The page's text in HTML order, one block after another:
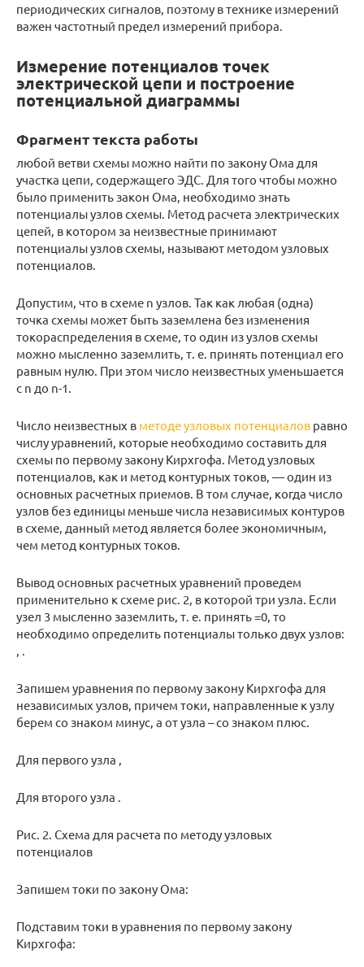
периодических сигналов, поэтому в технике измерений
важен частотный предел измерений прибора.
Измерение потенциалов точек
электрической цепи и построение
потенциальной диаграммы
Фрагмент текста работы
любой ветви схемы можно найти по закону Ома для
участка цепи, содержащего ЭДС. Для того чтобы можно
было применить закон Ома, необходимо знать
потенциалы узлов схемы. Метод расчета электрических
цепей, в котором за неизвестные принимают
потенциалы узлов схемы, называют методом узловых
потенциалов.
Допустим, что в схеме n узлов. Так как любая (одна)
точка схемы может быть заземлена без изменения
токораспределения в схеме, то один из узлов схемы
можно мысленно заземлить, т. е. принять потенциал его
равным нулю. При этом число неизвестных уменьшается
с n до n-1.
Число неизвестных в методе узловых потенциалов равно
числу уравнений, которые необходимо составить для
схемы по первому закону Кирхгофа. Метод узловых
потенциалов, как и метод контурных токов, — один из
основных расчетных приемов. В том случае, когда число
узлов без единицы меньше числа независимых контуров
в схеме, данный метод является более экономичным,
чем метод контурных токов.
Вывод основных расчетных уравнений проведем
применительно к схеме рис. 2, в которой три узла. Если
узел 3 мысленно заземлить, т. е. принять =0, то
необходимо определить потенциалы только двух узлов:
, .
Запишем уравнения по первому закону Кирхгофа для
независимых узлов, причем токи, направленные к узлу
берем со знаком минус, а от узла – со знаком плюс.
Для первого узла ,
Для второго узла .
Рис. 2. Схема для расчета по методу узловых
потенциалов
Запишем токи по закону Ома:
Подставим токи в уравнения по первому закону
Кирхгофа: